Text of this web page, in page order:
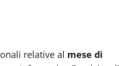
relative al mese di